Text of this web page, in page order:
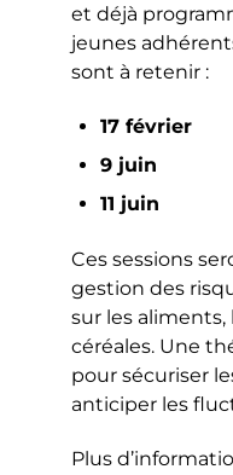
et déjà
jeunes
sont à retenir :
17 février
9 juin
11 juin
Ces sessions
gestion des
sur les aliments,
céréales. Une
pour sécuriser
anticiper les
Plus